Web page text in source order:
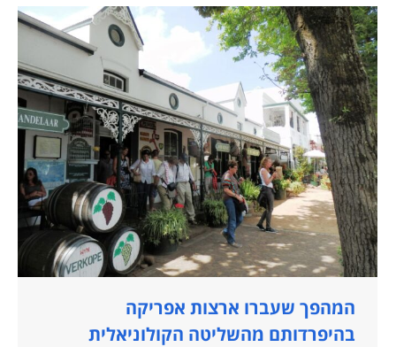
המהפך שעברו ארצות אפריקה
בהיפרדותם מהשליטה הקולוניאלית